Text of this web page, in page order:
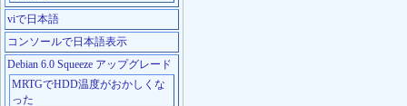
viで日本語
コンソールで日本語表示
Debian 6.0 Squeeze アップグレード
MRTGでHDD温度がおかしくな
った